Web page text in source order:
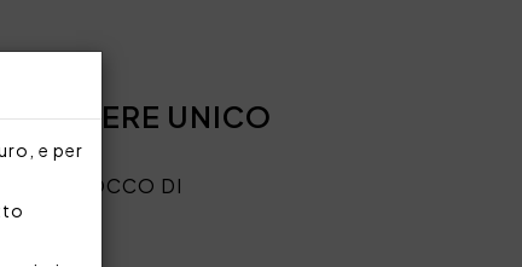
e per
RENDERE UNICO
UN TOCCO DI